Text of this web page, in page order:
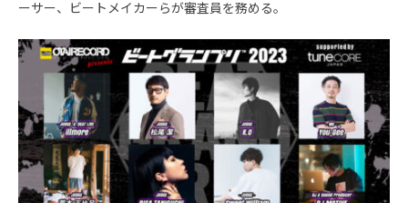
ーサー、ビートメイカーらが審査員を務める。